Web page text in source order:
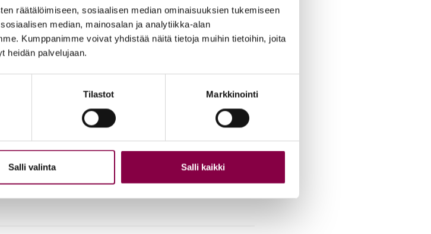
räätälöimiseen, sosiaalisen median ominaisuuksien tukemiseen
median, mainosalan ja analytiikka-alan
Kumppanimme voivat yhdistää näitä tietoja muihin tietoihin, joita
heidän palvelujaan.
Tilastot Markkinointi
Salli valinta Salli kaikki
jalkoja.